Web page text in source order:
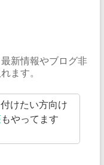
新情報やブログ非
ます。
けたい方向け
もやってます